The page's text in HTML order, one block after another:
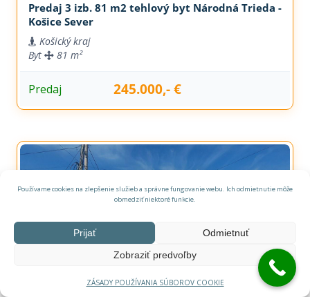
Používame cookies na zlepšenie služieb a správne fungovanie webu. Ich odmietnutie môže
obmedziť niektoré funkcie.
Prijať
Odmietnuť
Zobraziť predvoľby
ZÁSADY POUŽÍVANIA SÚBOROV COOKIE
Predaj 3 izb. 81 m2 tehlový byt Národná Trieda -
Košice Sever
Košický kraj
Byt
81 m²
Predaj 245.000,- €
Objekt vhodný na rekonštrukciu pre 2-3 byty